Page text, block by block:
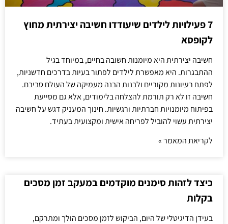
7 פעילויות לילדים שיעודדו חשיבה יצירתית מחוץ
לקופסא
חשיבה יצירתית היא מיומנות חשובה בחיים, במיוחד בגיל
ההתבגרות. היא מאפשרת לילדים לפתור בעיות בדרכים חדשניות,
לפתח רעיונות מקוריים ולבנות הבנה מעמיקה של העולם סביבם.
חשיבה זו לא רק תורמת להצלחה בלימודים, אלא גם מסייעת
בפיתוח מיומנויות חברתיות ורגשיות. חינוך המעניק דגש על חשיבה
יצירתית עשוי להוביל לפריחה אישית ומקצועית בעתיד.
לקריאת המאמר »
כיצד לזהות סימנים מוקדמים במעקב זמן מסכים
בקלות
בעידן הדיגיטלי של היום, הביקוש לזמן מסכים הולך ומתרקם,